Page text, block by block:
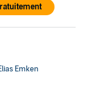
Emken